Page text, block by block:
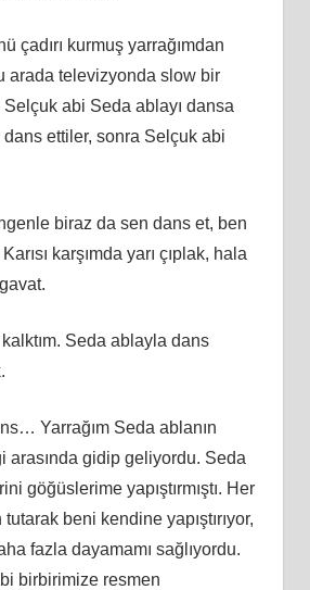
çadırı kurmuş yarrağımdan
arada televizyonda slow bir
Selçuk abi Seda ablayı dansa
dans ettiler, sonra Selçuk abi
biraz da sen dans et, ben
karşımda yarı çıplak, hala
Seda ablayla dans
Yarrağım Seda ablanın
arasında gidip geliyordu. Seda
göğüslerime yapıştırmıştı. Her
beni kendine yapıştırıyor,
fazla dayamamı sağlıyordu.
birbirimize resmen